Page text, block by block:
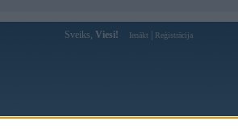
Sveiks, Viesi! Ienākt Reģistrācija